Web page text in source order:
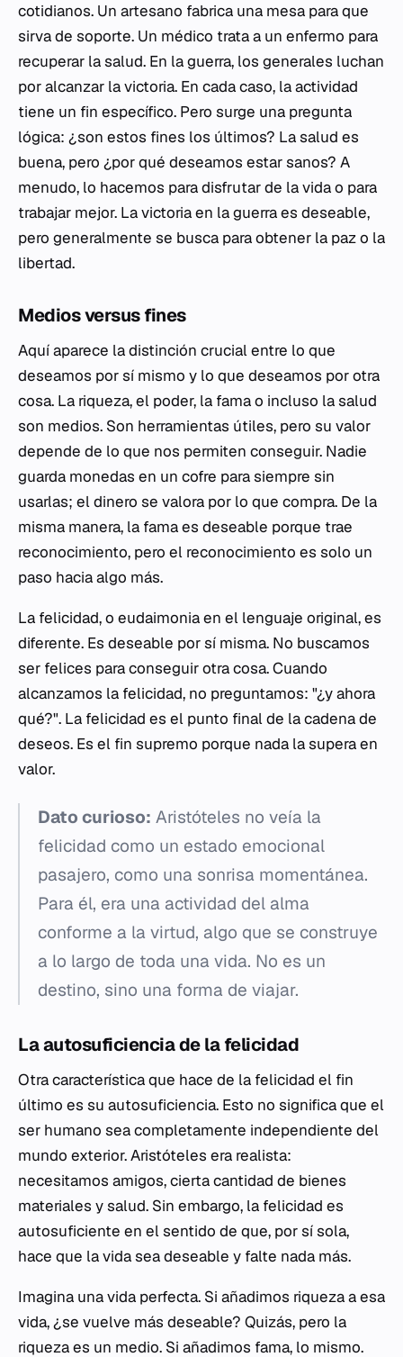
cotidianos. Un artesano fabrica una mesa para que
sirva de soporte. Un médico trata a un enfermo para
recuperar la salud. En la guerra, los generales luchan
por alcanzar la victoria. En cada caso, la actividad
tiene un fin específico. Pero surge una pregunta
lógica: ¿son estos fines los últimos? La salud es
buena, pero ¿por qué deseamos estar sanos? A
menudo, lo hacemos para disfrutar de la vida o para
trabajar mejor. La victoria en la guerra es deseable,
pero generalmente se busca para obtener la paz o la
libertad.
Medios versus fines
Aquí aparece la distinción crucial entre lo que
deseamos por sí mismo y lo que deseamos por otra
cosa. La riqueza, el poder, la fama o incluso la salud
son medios. Son herramientas útiles, pero su valor
depende de lo que nos permiten conseguir. Nadie
guarda monedas en un cofre para siempre sin
usarlas; el dinero se valora por lo que compra. De la
misma manera, la fama es deseable porque trae
reconocimiento, pero el reconocimiento es solo un
paso hacia algo más.
La felicidad, o eudaimoniaen el lenguaje original, es
diferente. Es deseable por sí misma. No buscamos
ser felices para conseguir otra cosa. Cuando
alcanzamos la felicidad, no preguntamos: "¿y ahora
qué?". La felicidad es el punto final de la cadena de
deseos. Es el fin supremo porque nada la supera en
valor.
Dato curioso: Aristóteles no veía la
felicidad como un estado emocional
pasajero, como una sonrisa momentánea.
Para él, era una actividad del alma
conforme a la virtud, algo que se construye
a lo largo de toda una vida. No es un
destino, sino una forma de viajar.
La autosuficiencia de la felicidad
Otra característica que hace de la felicidad el fin
último es su autosuficiencia. Esto no significa que el
ser humano sea completamente independiente del
mundo exterior. Aristóteles era realista:
necesitamos amigos, cierta cantidad de bienes
materiales y salud. Sin embargo, la felicidad es
autosuficiente en el sentido de que, por sí sola,
hace que la vida sea deseable y falte nada más.
Imagina una vida perfecta. Si añadimos riqueza a esa
vida, ¿se vuelve más deseable? Quizás, pero la
riqueza es un medio. Si añadimos fama, lo mismo.